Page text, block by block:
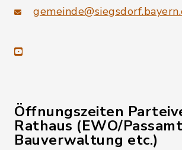
youtube
Öffnungszeiten
Rathaus (EWO/
Bauverwaltung etc.)